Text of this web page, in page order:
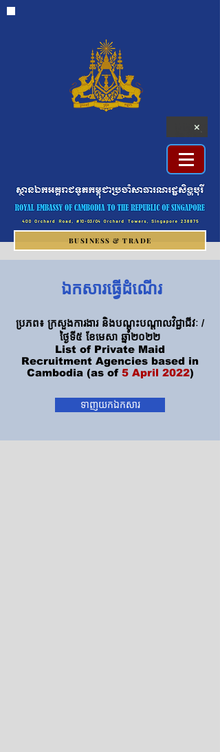
BUSINESS & TRADE
ឯកសារធ្វើដំណើរ
ប្រភព៖ ក្រសួងការងារ និងបណ្តុះបណ្តាលវិជ្ជាជីវៈ​​ /
ថ្ងៃទី៥ ខែមេសា ឆ្នាំ២០២២
List of Private Maid
Recruitment Agencies based in
Cambodia (as of5 April 2022)
ទាញយកឯកសារ